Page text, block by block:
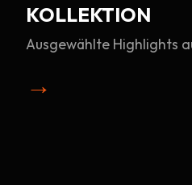
KOLLEKTION
Ausgewählte Highlights
→